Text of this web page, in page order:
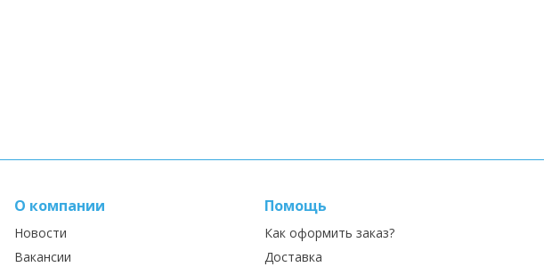
О компании
Новости
Вакансии
Помощь
Как оформить заказ?
Доставка